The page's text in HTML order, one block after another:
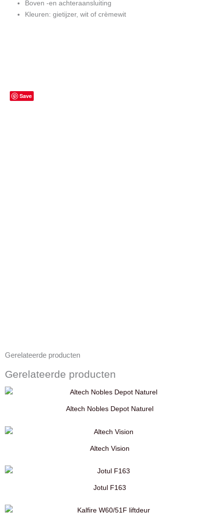
Boven -en achteraansluiting
Kleuren: gietijzer, wit of crèmewit
Gerelateerde producten
Gerelateerde producten
Altech Nobles Depot Naturel
Altech Vision
Jotul F163
Save